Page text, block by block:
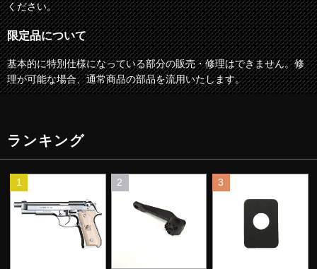
ください。
限定品について
基本的に特別仕様になっている部分の販売・修理はできません。修
理が可能な場合、通常商品の部品を流用いたします。
ランキング
1 2 3